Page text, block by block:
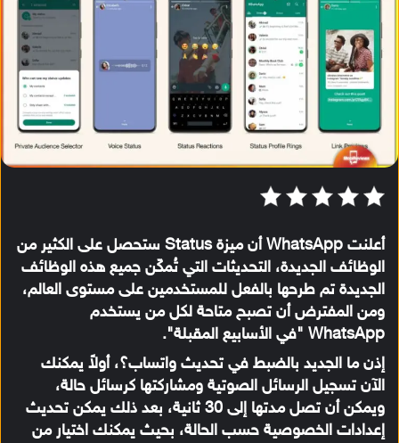
أعلنت WhatsApp أن ميزة Status ستحصل على الكثير من
الوظائف الجديدة، التحديثات التي تُمكّن جميع هذه الوظائف
الجديدة تم طرحها بالفعل للمستخدمين على مستوى العالم،
ومن المفترض أن تصبح متاحة لكل من يستخدم
WhatsApp "في الأسابيع المقبلة".
إذن ما الجديد بالضبط في تحديث واتساب؟، أولاً يمكنك
الآن تسجيل الرسائل الصوتية ومشاركتها كرسائل حالة،
ويمكن أن تصل مدتها إلى 30 ثانية، بعد ذلك يمكن تحديث
إعدادات الخصوصية حسب الحالة، بحيث يمكنك اختيار من